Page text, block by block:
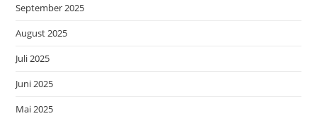
September 2025
August 2025
Juli 2025
Juni 2025
Mai 2025